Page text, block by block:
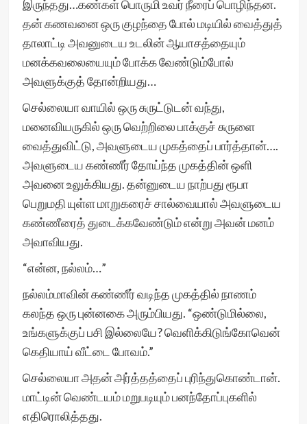
இருந்தது…கண்கள் பொருமி உவர் நீரைப் பொழிந்தன.
தன் கணவனை ஒரு குழந்தை போல் மடியில் வைத்துத்
தாலாட்டி அவனுடைய உடலின் ஆயாசத்தையும்
மனக்கவலையையும் போக்க வேண்டும்போல்
அவளுக்குத் தோன்றியது…
செல்லையா வாயில் ஒரு சுருட்டுடன் வந்து,
மனைவியருகில் ஒரு வெற்றிலை பாக்குச் சுருளை
வைத்துவிட்டு, அவளுடைய முகத்தைப் பார்த்தான்….
அவளுடைய கண்ணீர் தோய்ந்த முகத்தின் ஒளி
அவனை உலுக்கியது. தன்னுடைய நாற்பது ரூபா
பெறுமதி யுள்ள மாறுகரைச் சால்வையால் அவளுடைய
கண்ணீரைத் துடைக்கவேண்டும் என்று அவன் மனம்
அவாவியது.
“என்ன, நல்லம்…”
நல்லம்மாவின் கண்ணீர் வடிந்த முகத்தில் நாணம்
கலந்த ஒரு புன்னகை அரும்பியது. “ஒண்டுமில்லை,
உங்களுக்குப் பசி இல்லையே? வெளிக்கிடுங்கோவென்
கெதியாய் வீட்டை போவம்.”
செல்லையா அதன் அர்த்தத்தைப் புரிந்துகொண்டான்.
மாட்டின் வெண்டயம் மறுபடியும் பனந்தோப்புகளில்
எதிரொலித்தது.